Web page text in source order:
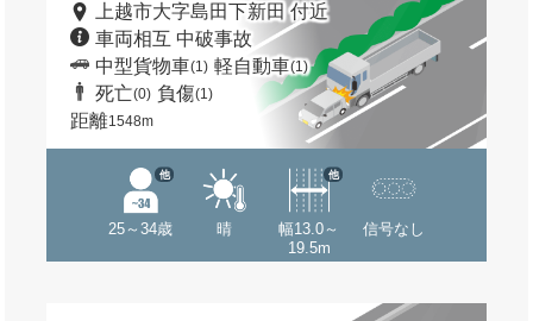
上越市大字島田下新田 付近
車両相互 中破事故
中型貨物車(1) 軽自動車(1)
死亡(0) 負傷(1)
距離1548m
25～34歳
他
晴
幅13.0～
19.5m
他
信号なし